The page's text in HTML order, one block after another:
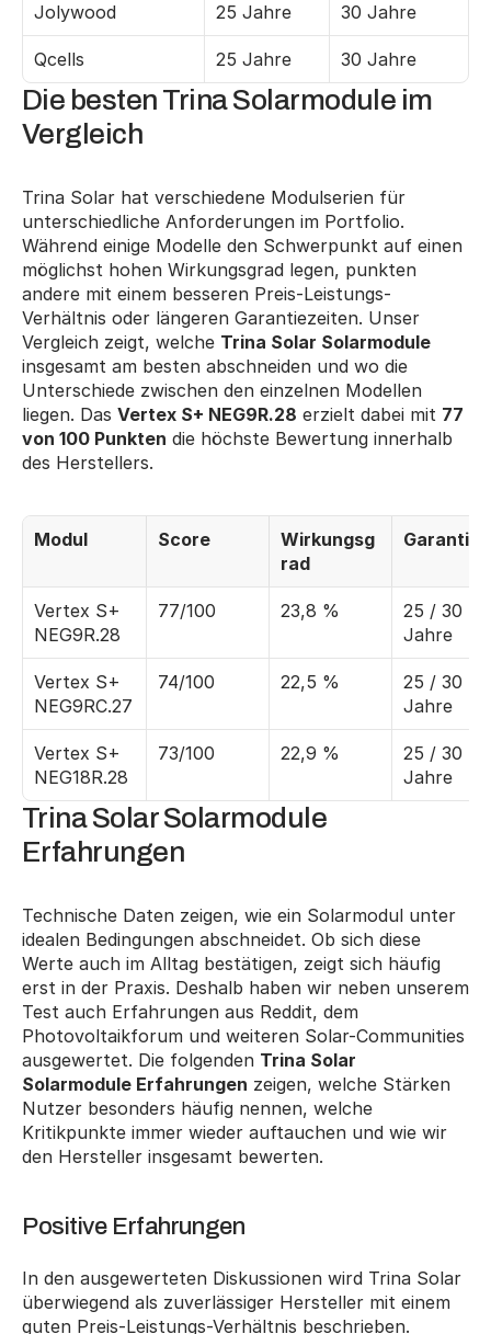
Jolywood 25 Jahre 30 Jahre
Qcells 25 Jahre 30 Jahre
Die besten Trina Solarmodule im
Vergleich
Trina Solar hat verschiedene Modulserien für
unterschiedliche Anforderungen im Portfolio.
Während einige Modelle den Schwerpunkt auf einen
möglichst hohen Wirkungsgrad legen, punkten
andere mit einem besseren Preis-Leistungs-
Verhältnis oder längeren Garantiezeiten. Unser
Vergleich zeigt, welche Trina Solar Solarmodule
insgesamt am besten abschneiden und wo die
Unterschiede zwischen den einzelnen Modellen
liegen. Das Vertex S+ NEG9R.28 erzielt dabei mit 77
von 100 Punkten die höchste Bewertung innerhalb
des Herstellers.
Modul Score
Wirkungsg
rad
Garantie
Vertex S+
NEG9R.28
77/100 23,8 %
25 / 30
Jahre
Vertex S+
NEG9RC.27
74/100 22,5 %
25 / 30
Jahre
Vertex S+
NEG18R.28
73/100 22,9 %
25 / 30
Jahre
Trina Solar Solarmodule
Erfahrungen
Technische Daten zeigen, wie ein Solarmodul unter
idealen Bedingungen abschneidet. Ob sich diese
Werte auch im Alltag bestätigen, zeigt sich häufig
erst in der Praxis. Deshalb haben wir neben unserem
Test auch Erfahrungen aus Reddit, dem
Photovoltaikforum und weiteren Solar-Communities
ausgewertet. Die folgenden Trina Solar
Solarmodule Erfahrungen zeigen, welche Stärken
Nutzer besonders häufig nennen, welche
Kritikpunkte immer wieder auftauchen und wie wir
den Hersteller insgesamt bewerten.
Positive Erfahrungen
In den ausgewerteten Diskussionen wird Trina Solar
überwiegend als zuverlässiger Hersteller mit einem
guten Preis-Leistungs-Verhältnis beschrieben.